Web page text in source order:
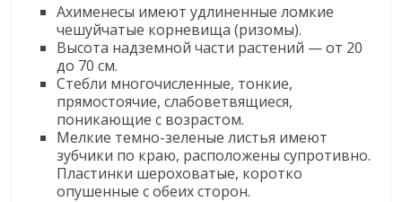
Ахименесы имеют удлиненные ломкие
чешуйчатые корневища (ризомы).
Высота надземной части растений — от 20
до 70 см.
Стебли многочисленные, тонкие,
прямостоячие, слабоветвящиеся,
поникающие с возрастом.
Мелкие темно-зеленые листья имеют
зубчики по краю, расположены супротивно.
Пластинки шероховатые, коротко
опушенные с обеих сторон.